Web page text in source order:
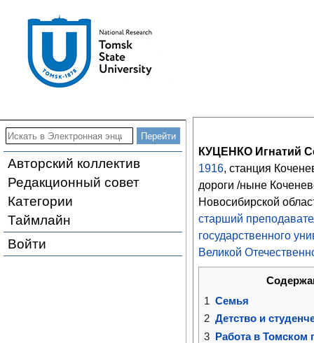
Авторский коллектив
Редакционный совет
Категории
Таймлайн
Войти
КУЦЕНКО Игнатий
1916, станция
дороги /ныне
Новосибирской
старший
государственного
Великой
1 Семья
2 Детство и
3 Работа в Томском